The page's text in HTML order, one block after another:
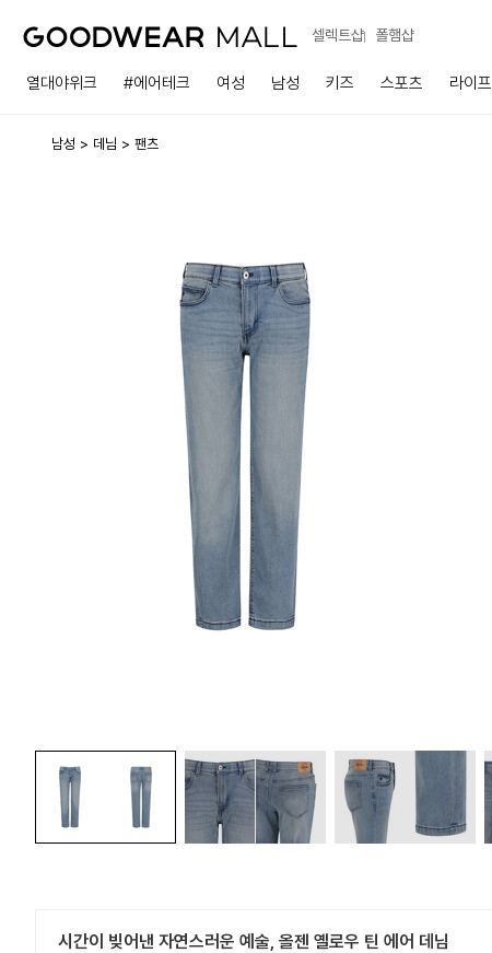
셀렉트샵 폴햄샵
열대야위크 #에어테크 여성 남성 키즈 스포츠 라이프
남성 데님 팬츠
시간이 빚어낸 자연스러운 예술, 올젠 옐로우 틴 에어 데님